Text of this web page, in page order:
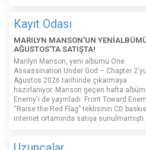
Kayıt Odası
MARILYN MANSON'UN
AĞUSTOS'TA SATIŞTA!
Marilyn Manson, yeni albümü One
Assassination Under God – Chapter
Ağustos 2026 tarihinde çıkarmaya
hazırlanıyor. Manson geçen hafta
Enemy'i de yayınladı. Front Toward
“Raise the Red Flag” teklisinin CD
internet ortamında satışa sunulmamıştı.